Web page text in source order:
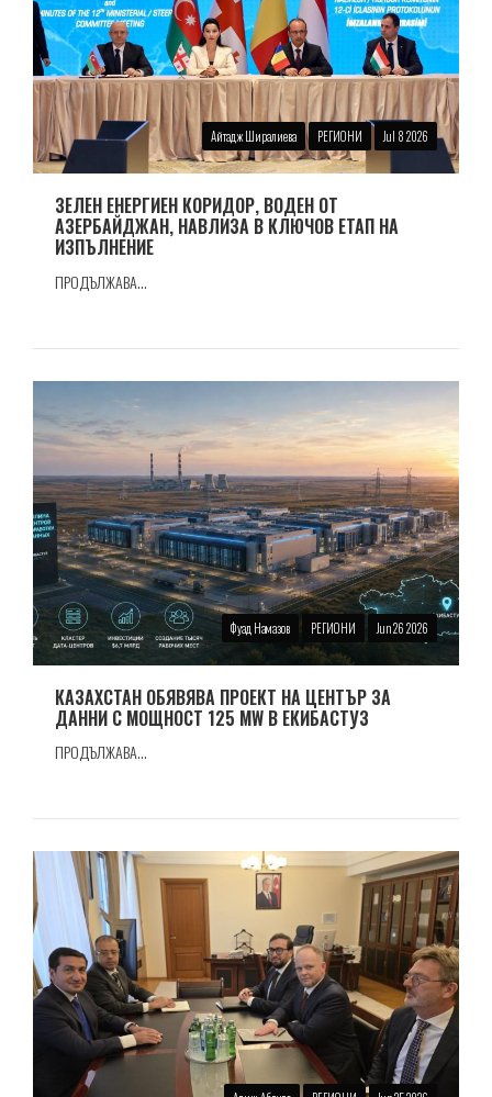
Айтадж Ширалиева РЕГИОНИ Jul 8 2026
ЗЕЛЕН ЕНЕРГИЕН КОРИДОР, ВОДЕН ОТ
АЗЕРБАЙДЖАН, НАВЛИЗА В КЛЮЧОВ ЕТАП НА
ИЗПЪЛНЕНИЕ
ПРОДЪЛЖАВА...
Фуад Намазов РЕГИОНИ Jun 26 2026
КАЗАХСТАН ОБЯВЯВА ПРОЕКТ НА ЦЕНТЪР ЗА
ДАННИ С МОЩНОСТ 125 MW В ЕКИБАСТУЗ
ПРОДЪЛЖАВА...